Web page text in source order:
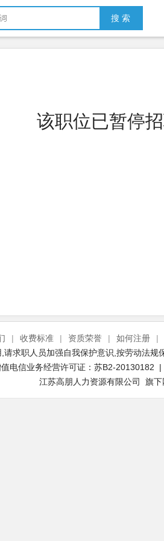
搜 索
该职位已暂停
| 收费标准 | 资质荣誉 | 如何注册 |
请求职人员加强自我保护意识,按劳动法规
电信业务经营许可证：苏B2-20130182
江苏高朋人力资源有限公司 旗下